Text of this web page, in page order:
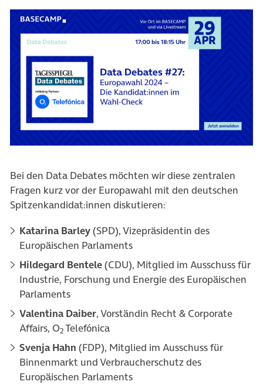
Bei den Data Debates möchten wir diese zentralen
Fragen kurz vor der Europawahl mit den deutschen
Spitzenkandidat:innen diskutieren:
Katarina Barley(SPD), Vizepräsidentin des
Europäischen Parlaments
Hildegard Bentele(CDU), Mitglied im Ausschuss für
Industrie, Forschung und Energie des Europäischen
Parlaments
Valentina Daiber, Vorständin Recht & Corporate
Affairs, O2Telefónica
Svenja Hahn (FDP), Mitglied im Ausschuss für
Binnenmarkt und Verbraucherschutz des
Europäischen Parlaments